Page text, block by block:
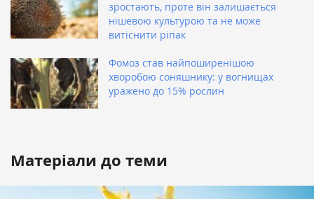
зростають, проте він залишається
нішевою культурою та не може
витіснити ріпак
Фомоз став найпоширенішою
хворобою соняшнику: у вогнищах
уражено до 15% рослин
Матеріали до теми